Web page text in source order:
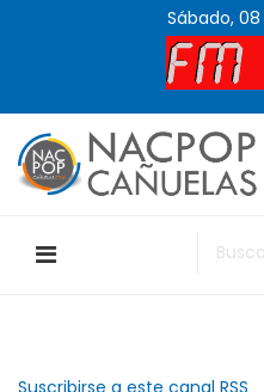
Sábado,
Suscribirse a este canal RSS